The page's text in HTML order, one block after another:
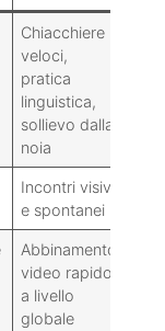
Chiacchiere
veloci,
pratica
linguistica,
sollievo dalla
noia
Incontri visivi
e spontanei
Abbinamento
video rapido
a livello
globale